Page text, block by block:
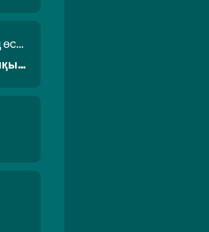
Қарашы әке қызың өсті бойжеттіп
Қыздархан Еркінқызы